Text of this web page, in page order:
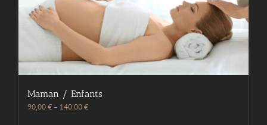
Maman / Enfants
90,00€– 140,00€